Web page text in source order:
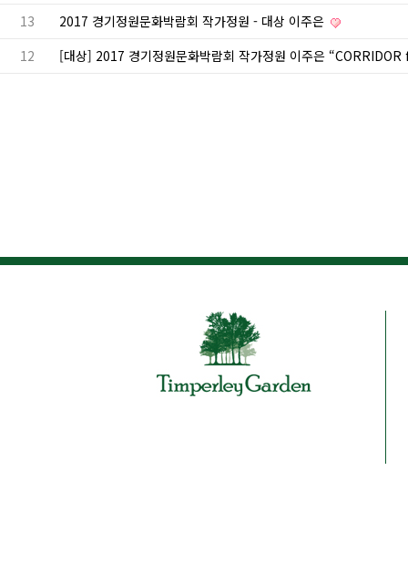
13
2017 경기정원문화박람회 작가정원 - 대상 이주은
12
[대상] 2017 경기정원문화박람회 작가정원 이주은